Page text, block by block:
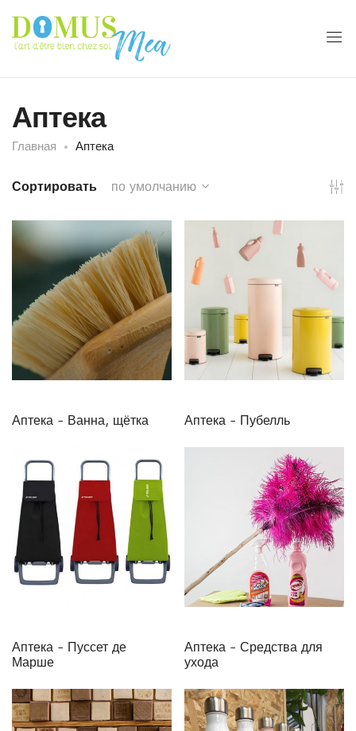
Аптека
Главная Аптека
Сортировать по умолчанию
Аптека - Ванна, щётка Аптека - Пубелль
Аптека - Пуссет де
Марше
Аптека - Средства для
ухода